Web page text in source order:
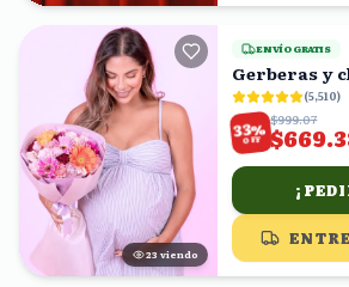
23 viendo
ENVÍO GRATIS
Gerberas y
(5,510)
33%
OFF
$999.07